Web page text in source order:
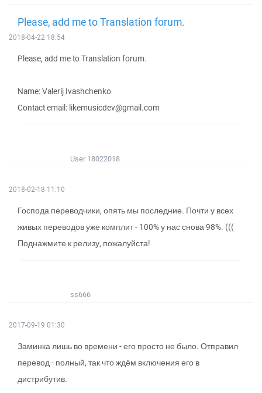
Please, add me to Translation forum.
2018-04-22 18:54
Please, add me to Translation forum.
Name: Valerij Ivashchenko
Contact email: likemusicdev@gmail.com
User 18022018
2018-02-18 11:10
Господа переводчики, опять мы последние. Почти у всех
живых переводов уже комплит - 100% у нас снова 98%. (((
Поднажмите к релизу, пожалуйста!
ss666
2017-09-19 01:30
Заминка лишь во времени - его просто не было. Отправил
перевод - полный, так что ждём включения его в
дистрибутив.